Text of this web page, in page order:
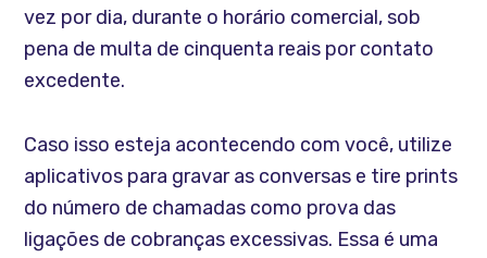
vez por dia, durante o horário comercial, sob
pena de multa de cinquenta reais por contato
excedente.
Caso isso esteja acontecendo com você, utilize
aplicativos para gravar as conversas e tire prints
do número de chamadas como prova das
ligações de cobranças excessivas. Essa é uma